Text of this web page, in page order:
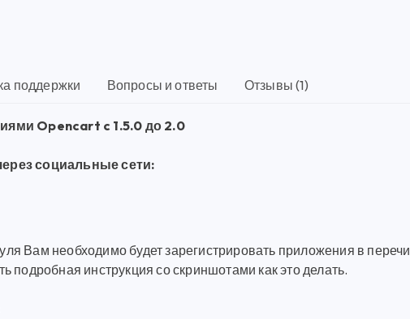
поддержки Вопросы и ответы Отзывы (1)
Opencart c 1.5.0 до 2.0
социальные сети:
Вам необходимо будет зарегистрировать приложения в
подробная инструкция со скриншотами как это делать.